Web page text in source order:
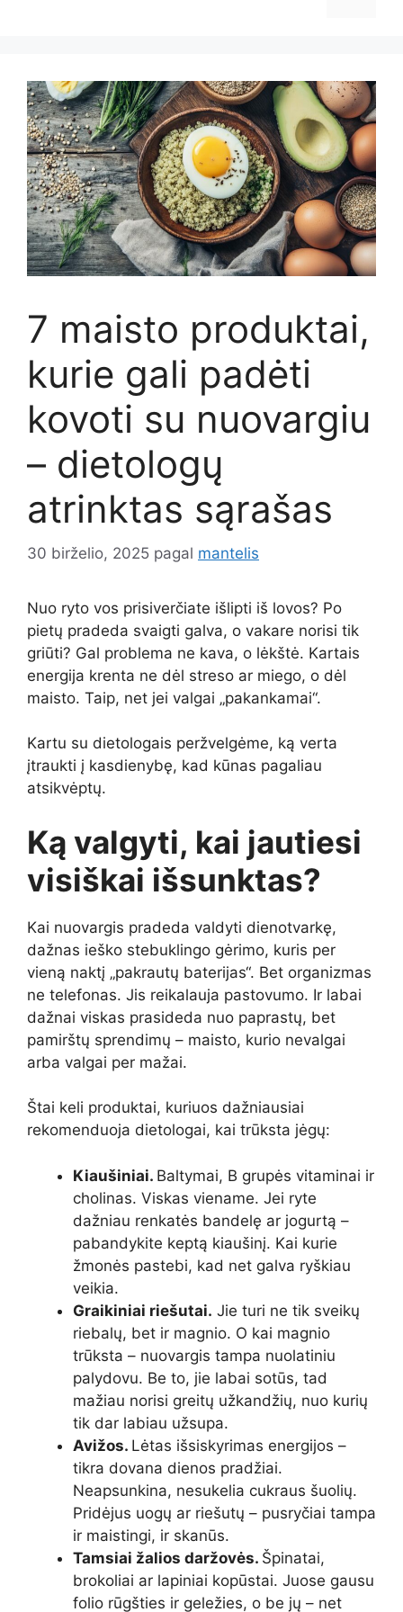
7 maisto produktai,
kurie gali padėti
kovoti su nuovargiu
– dietologų
atrinktas sąrašas
30 birželio, 2025 pagal mantelis
Nuo ryto vos prisiverčiate išlipti iš lovos? Po
pietų pradeda svaigti galva, o vakare norisi tik
griūti? Gal problema ne kava, o lėkštė. Kartais
energija krenta ne dėl streso ar miego, o dėl
maisto. Taip, net jei valgai „pakankamai“.
Kartu su dietologais peržvelgėme, ką verta
įtraukti į kasdienybę, kad kūnas pagaliau
atsikvėptų.
Ką valgyti, kai jautiesi
visiškai išsunktas?
Kai nuovargis pradeda valdyti dienotvarkę,
dažnas ieško stebuklingo gėrimo, kuris per
vieną naktį „pakrautų baterijas“. Bet organizmas
ne telefonas. Jis reikalauja pastovumo. Ir labai
dažnai viskas prasideda nuo paprastų, bet
pamirštų sprendimų – maisto, kurio nevalgai
arba valgai per mažai.
Štai keli produktai, kuriuos dažniausiai
rekomenduoja dietologai, kai trūksta jėgų:
Kiaušiniai. Baltymai, B grupės vitaminai ir
cholinas. Viskas viename. Jei ryte
dažniau renkatės bandelę ar jogurtą –
pabandykite keptą kiaušinį. Kai kurie
žmonės pastebi, kad net galva ryškiau
veikia.
Graikiniai riešutai. Jie turi ne tik sveikų
riebalų, bet ir magnio. O kai magnio
trūksta – nuovargis tampa nuolatiniu
palydovu. Be to, jie labai sotūs, tad
mažiau norisi greitų užkandžių, nuo kurių
tik dar labiau užsupa.
Avižos. Lėtas išsiskyrimas energijos –
tikra dovana dienos pradžiai.
Neapsunkina, nesukelia cukraus šuolių.
Pridėjus uogų ar riešutų – pusryčiai tampa
ir maistingi, ir skanūs.
Tamsiai žalios daržovės. Špinatai,
brokoliai ar lapiniai kopūstai. Juose gausu
folio rūgšties ir geležies, o be jų – net